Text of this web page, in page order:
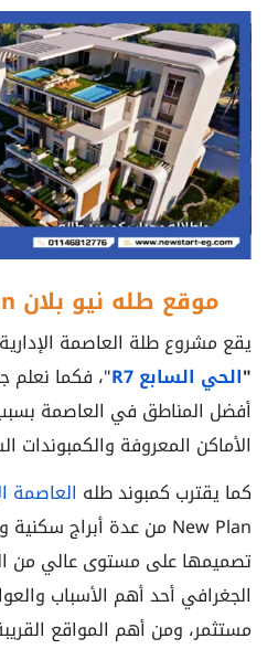
موقع طله نيو بلان
يقع مشروع طلة العاصمة
"الحي السابع R7
"، فكما نعلم
أفضل المناطق في العاصمة
الأماكن المعروفة والكمبوندات
كما يقترب كمبوند طله العاصمة
New Plan من عدة أبراج سكنية
تصميمها على مستوى عالي من
الجغرافي أحد أهم الأسباب
مستثمر، ومن أهم المواقع